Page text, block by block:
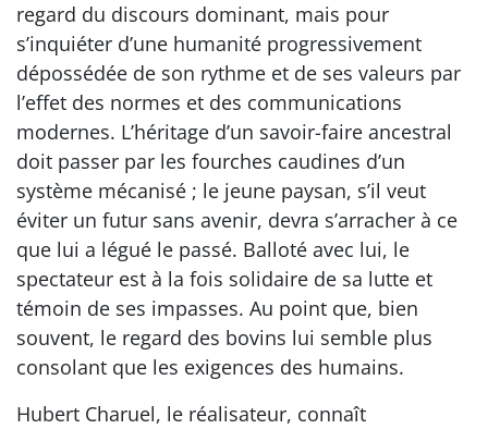
regard du discours dominant, mais pour
s’inquiéter d’une humanité progressivement
dépossédée de son rythme et de ses valeurs par
l’effet des normes et des communications
modernes. L’héritage d’un savoir-faire ancestral
doit passer par les fourches caudines d’un
système mécanisé ; le jeune paysan, s’il veut
éviter un futur sans avenir, devra s’arracher à ce
que lui a légué le passé. Balloté avec lui, le
spectateur est à la fois solidaire de sa lutte et
témoin de ses impasses. Au point que, bien
souvent, le regard des bovins lui semble plus
consolant que les exigences des humains.
Hubert Charuel, le réalisateur, connaît